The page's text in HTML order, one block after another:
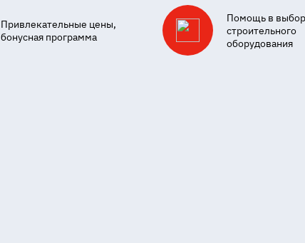
Привлекательные цены,
бонусная программа
Помощь в
строительного
оборудования